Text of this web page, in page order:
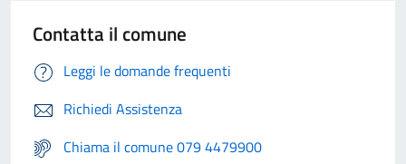
Contatta il comune
Leggi le domande frequenti
Richiedi Assistenza
Chiama il comune 079 4479900